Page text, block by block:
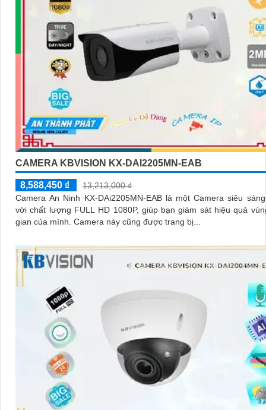
CAMERA KBVISION KX-DAI2205MN-EAB
8,588,450 ₫
13,213,000 ₫
Camera An Ninh KX-DAi2205MN-EAB là một Camera siêu
với chất lượng FULL HD 1080P, giúp bạn giám sát hiệu quả
gian của mình. Camera này cũng được trang bị...